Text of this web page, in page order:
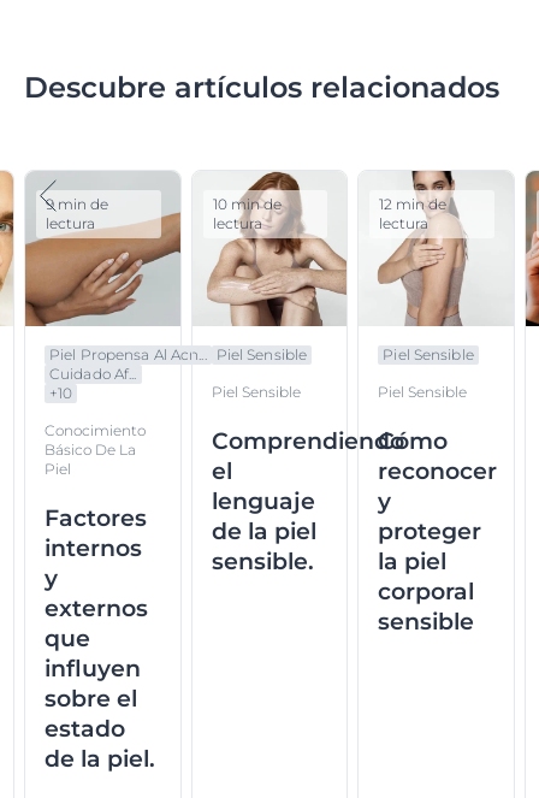
Descubre artículos relacionados
Piel Propensa Al Acn...
Cuidado Af...
+10
Conocimiento
Básico De La
Piel
Factores
internos
y
externos
que
influyen
sobre el
estado
de la piel.
9 min de
lectura
Piel Sensible
Piel Sensible
Comprendiendo
el
lenguaje
de la piel
sensible.
10 min de
lectura
Piel Sensible
Piel Sensible
Cómo
reconocer
y
proteger
la piel
corporal
sensible
12 min de
lectura